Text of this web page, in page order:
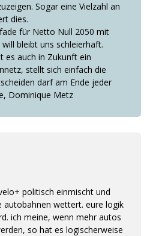
Sogar eine Vielzahl an
dies.
für Netto Null 2050 mit
bleibt uns schleierhaft.
es auch in Zukunft ein
stellt sich einfach die
darf am Ende jeder
Dominique Metz
politisch einmischt und
autobahnen wettert. eure logik
ich meine, wenn mehr autos
so hat es logischerweise